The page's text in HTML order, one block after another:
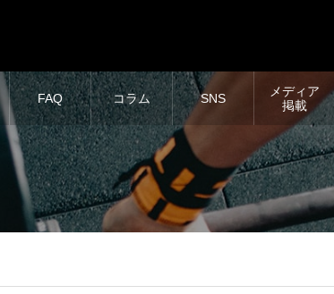
FAQ コラム SNS
メディア
掲載